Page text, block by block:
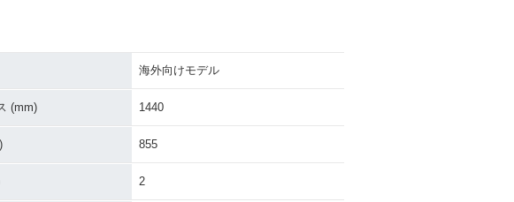
海外向けモデル
(mm) 1440
855
2